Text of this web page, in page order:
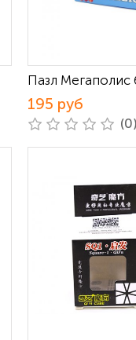
Пазл Мегаполис
195 руб